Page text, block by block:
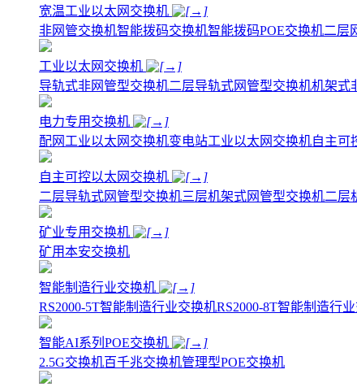
宽温工业以太网交换机
非网管交换机智能拨码交换机智能拨码POE交换机二层
工业以太网交换机
导轨式非网管型交换机二层导轨式网管型交换机机架式
电力专用交换机
配网工业以太网交换机变电站工业以太网交换机自主可
自主可控以太网交换机
二层导轨式网管型交换机三层机架式网管型交换机二层
矿业专用交换机
矿用本安交换机
智能制造行业交换机
RS2000-5T智能制造行业交换机RS2000-8T智能制造行
智能AI系列POE交换机
2.5G交换机百千兆交换机管理型POE交换机